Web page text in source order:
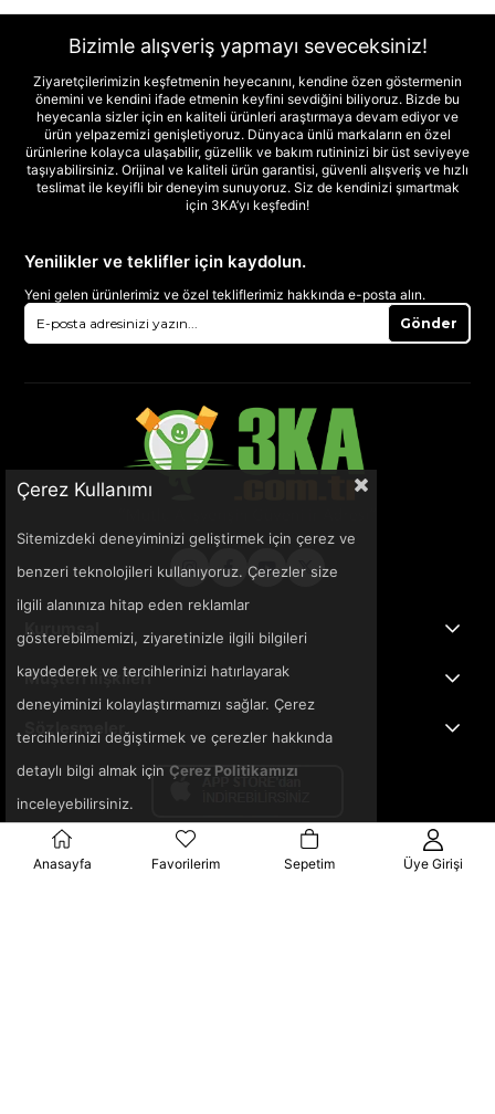
Bizimle alışveriş yapmayı seveceksiniz!
Ziyaretçilerimizin keşfetmenin heyecanını, kendine özen göstermenin
önemini ve kendini ifade etmenin keyfini sevdiğini biliyoruz. Bizde bu
heyecanla sizler için en kaliteli ürünleri araştırmaya devam ediyor ve
ürün yelpazemizi genişletiyoruz. Dünyaca ünlü markaların en özel
ürünlerine kolayca ulaşabilir, güzellik ve bakım rutininizi bir üst seviyeye
taşıyabilirsiniz. Orijinal ve kaliteli ürün garantisi, güvenli alışveriş ve hızlı
teslimat ile keyifli bir deneyim sunuyoruz. Siz de kendinizi şımartmak
için 3KA’yı keşfedin!
Yenilikler ve teklifler için kaydolun.
Yeni gelen ürünlerimiz ve özel tekliflerimiz hakkında e-posta alın.
Gönder
Kurumsal
Müşteri İlişkileri
Sözleşmeler
Çerez Kullanımı
Sitemizdeki deneyiminizi geliştirmek için çerez ve
benzeri teknolojileri kullanıyoruz. Çerezler size
ilgili alanınıza hitap eden reklamlar
gösterebilmemizi, ziyaretinizle ilgili bilgileri
kaydederek ve tercihlerinizi hatırlayarak
deneyiminizi kolaylaştırmamızı sağlar. Çerez
tercihlerinizi değiştirmek ve çerezler hakkında
detaylı bilgi almak için Çerez Politikamızı
inceleyebilirsiniz.
Anasayfa Favorilerim Sepetim Üye Girişi